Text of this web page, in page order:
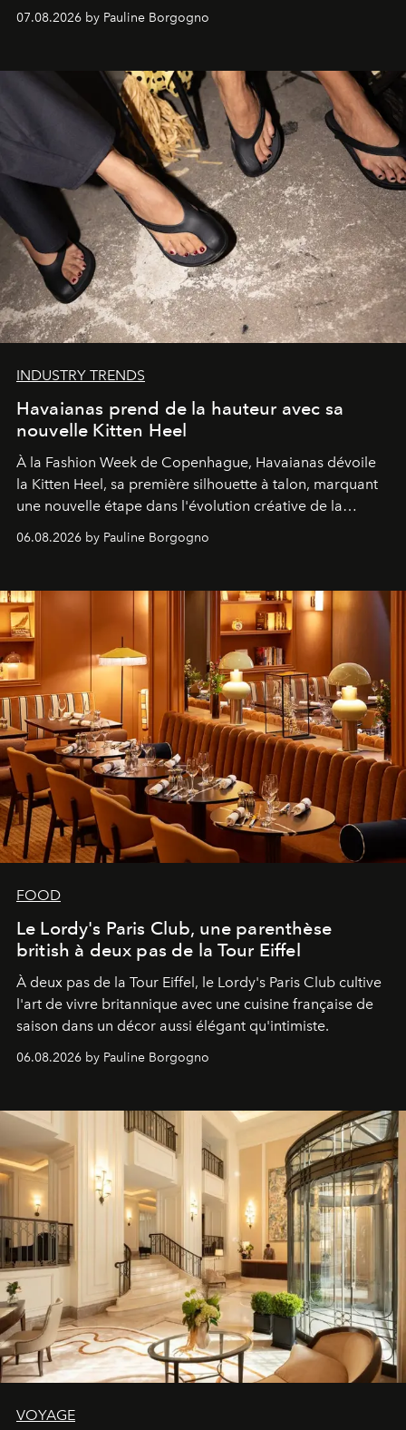
d'exception composent un véritable voyage sensoriel.
07.08.2026 by Pauline Borgogno
INDUSTRY TRENDS
Havaianas prend de la hauteur avec sa
nouvelle Kitten Heel
À la Fashion Week de Copenhague, Havaianas dévoile
la Kitten Heel, sa première silhouette à talon, marquant
une nouvelle étape dans l'évolution créative de la
06.08.2026 by Pauline Borgogno
FOOD
Le Lordy's Paris Club, une parenthèse
british à deux pas de la Tour Eiffel
À deux pas de la Tour Eiffel, le Lordy's Paris Club cultive
l'art de vivre britannique avec une cuisine française de
saison dans un décor aussi élégant qu'intimiste.
06.08.2026 by Pauline Borgogno
VOYAGE